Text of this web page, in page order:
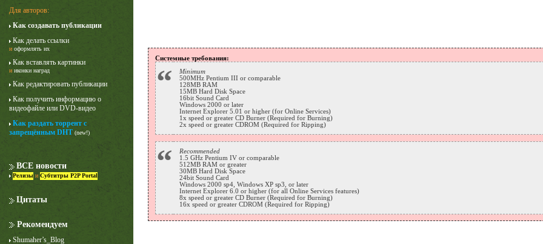
Для авторов:
Как создавать публикации
Как делать ссылки
и оформлять их
Как вставлять картинки
и иконки наград
Как редактировать публикации
Как получить информацию о
видеофайле или DVD-видео
Как раздать торрент с
запрещённым DHT (new!)
ВСЕ новости
Релизы и Субтитры P2P Portal
Цитаты
Рекомендуем
Shumaher’s_Blog
Системные требования:
“
Minimum
500MHz Pentium III or comparable
128MB RAM
15MB Hard Disk Space
16bit Sound Card
Windows 2000 or later
Internet Explorer 5.01 or higher (for Online Services)
1x speed or greater CD Burner (Required for Burning)
2x speed or greater CDROM (Required for Ripping)
“
Recommended
1.5 GHz Pentium IV or comparable
512MB RAM or greater
30MB Hard Disk Space
24bit Sound Card
Windows 2000 sp4, Windows XP sp3, or later
Internet Explorer 6.0 or higher (for all Online Services features)
8x speed or greater CD Burner (Required for Burning)
16x speed or greater CDROM (Required for Ripping)